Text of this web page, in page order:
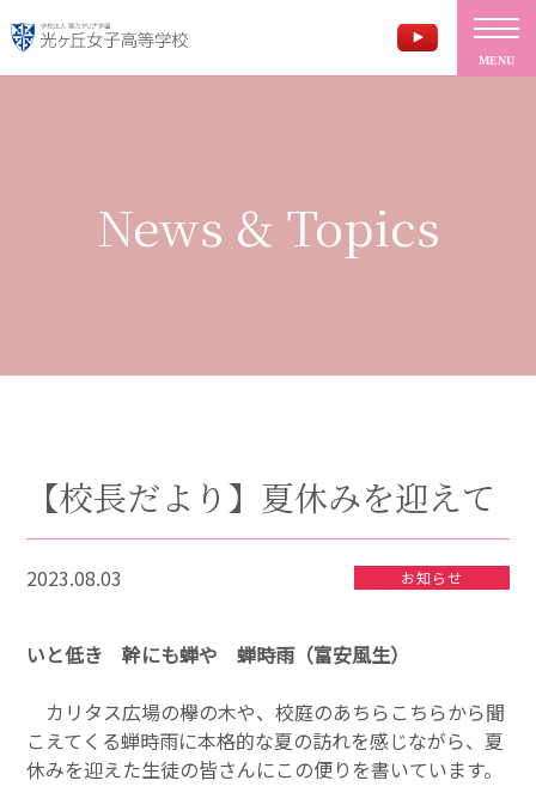
MENU
News & Topics
【校長だより】夏休みを迎えて
2023.08.03 お知らせ
いと低き 幹にも蝉や 蝉時雨（富安風生）
カリタス広場の欅の木や、校庭のあちらこちらから聞
こえてくる蝉時雨に本格的な夏の訪れを感じながら、夏
休みを迎えた生徒の皆さんにこの便りを書いています。